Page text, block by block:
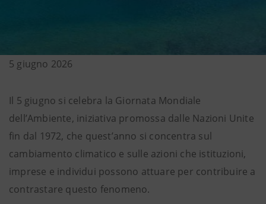
5 giugno 2026
Il 5 giugno si celebra la Giornata Mondiale
dell’Ambiente, iniziativa promossa dalle Nazioni Unite
fin dal 1972, che quest’anno si concentra sul
cambiamento climatico e sulle azioni che istituzioni,
imprese e individui possono attuare per contribuire a
contrastare questo fenomeno.